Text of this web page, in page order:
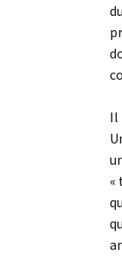
Il
«